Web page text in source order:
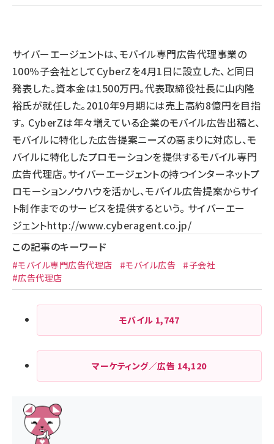
llmo (1160)
サイバーエージェントは、モバイル専門広告代理事業の
100％子会社としてCyberZを4月1日に設立した、と同日
発表した。資本金は1500万円。代表取締役社長に山内隆
裕氏が就任した。2010年9月期には売上高約8億円を目指
す。 CyberZは年々増えている企業のモバイル広告出稿と、
モバイルに特化した広告提案ニーズの高まりに対応し、モ
バイルに特化したプロモーションを提供するモバイル専門
広告代理店。サイバーエージェントの持つインターネットプ
ロモーションノウハウを活かし、モバイル広告提案からサイ
ト制作までのサービスを提供するという。 サイバーエー
ジェントhttp://www.cyberagent.co.jp/
この記事のキーワード
#モバイル専門広告代理店 #モバイル広告
#子会社
#広告代理店
モバイル 1,747
マーケティング／広告 14,120